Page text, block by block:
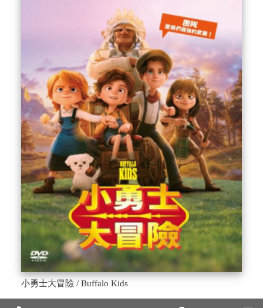
小勇士大冒險 / Buffalo Kids